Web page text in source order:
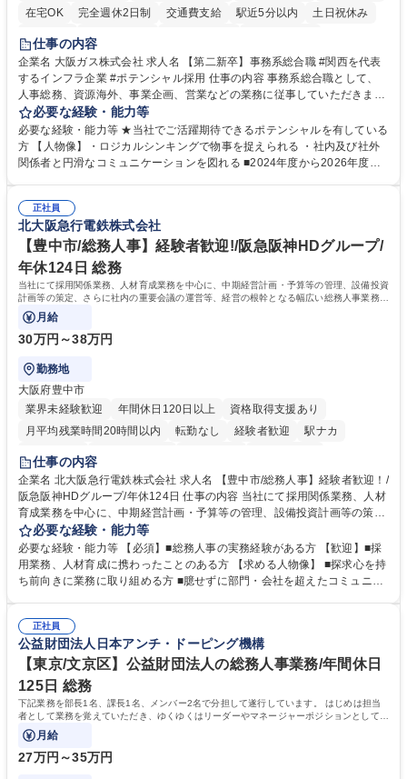
在宅OK
完全週休2日制 交通費支給 駅近5分以内
土日祝休み
服装自由
第二新卒歓迎
仕事の内容
企業名 大阪ガス株式会社 求人名 【第二新卒】事務系総合職 #関西を代表
するインフラ企業 #ポテンシャル採用 仕事の内容 事務系総合職として、
人事総務、資源海外、事業企画、営業などの業務に従事していただきま
す。 【業務内容の一例】■所属事業部の勤労業務 ■海外に関係する各種業
務 ■営業部門の企画スタッフ、ルート営業 【キャリアパス】入社後の配属
ポジションで一定期間ご活躍頂いた後、本人の適性及び将来のキャリアを
鑑みてジョブローテーションを行います。 【育成】OJTでの現場育成や研
表するインフラ企業 #ポテンシャル採用
必要な経験・能力等
必要な経験・能力等 ★当社でご活躍期待できるポテンシャルを有している
方 【人物像】・ロジカルシンキングで物事を捉えられる ・社内及び社外
関係者と円滑なコミュニケーションを図れる ■2024年度から2026年度ま
72.html ■エネルギーセキュリティの不安定化や気候変動による自然災害の
甚大化など、これまで以上に社会課題解決の重要性が高まっています。
「未来の日常」の創造に向けて持続可能な社会の実現に貢献してまいりま
す。 学歴・資格 学歴：大学院 大学 語学力： 資格：
正社員
北大阪急行電鉄株式会社
【豊中市/総務人事】経験者歓迎!/阪急阪神HDグループ/
年休124日 総務
当社にて採用関係業務、人材育成業務を中心に、中期経営計画・予算等の管理、設備投資
計画等の策定、さらに社内の重要会議の運営等、経営の根幹となる幅広い総務人事業務全
般を担当していただきます。
月給
30万円～38万円
勤務地
大阪府豊中市
業界未経験歓迎
年間休日120日以上
資格取得支援あり
月平均残業時間20時間以内
転勤なし 経験者歓迎
駅ナカ
退職金あり
土日祝休み
服装自由 昼食補助あり 食事補助あり
仕事の内容
企業名 北大阪急行電鉄株式会社 求人名 【豊中市/総務人事】経験者歓迎！/
阪急阪神HDグループ/年休124日 仕事の内容 当社にて採用関係業務、人材
育成業務を中心に、中期経営計画・予算等の管理、設備投資計画等の策
定、さらに社内の重要会議の運営等、経営の根幹となる幅広い総務人事業
務全般を担当していただきます。 【主な業務内容】 ■採用関係業務および
人材育成(社員研修)業務の推進 ■中期経営計画および予算等の管理 ■設備
投資計画等の策定 ■社内の重要会議の運営 ■その他総務人事業務全般 【入
務人事】経験者歓迎！/阪急阪神HDグループ/年休124日
必要な経験・能力等
必要な経験・能力等 【必須】■総務人事の実務経験がある方 【歓迎】■採
用業務、人材育成に携わったことのある方 【求める人物像】 ■探求心を持
ち前向きに業務に取り組める方 ■臆せずに部門・会社を超えたコミュニケ
囲のメンバーと協調しつつ主体性を持って能動的に業務を推進できる方 学
歴・資格 学歴：大学院 大学 高専 短大 専修学校 高校 語学力： 資格：
正社員
公益財団法人日本アンチ・ドーピング機構
【東京/文京区】公益財団法人の総務人事業務/年間休日
125日 総務
下記業務を部長1名、課長1名、メンバー2名で分担して遂行しています。 はじめは担当
者として業務を覚えていただき、ゆくゆくはリーダーやマネージャーポジションとして活
躍いただくことを期待しています。
月給
27万円～35万円